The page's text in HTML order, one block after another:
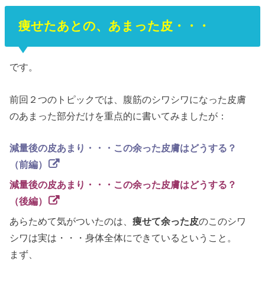
痩せたあとの、あまった皮・・・
です。
前回２つのトピックでは、腹筋のシワシワになった皮膚
のあまった部分だけを重点的に書いてみましたが：
減量後の皮あまり・・・この余った皮膚はどうする？
（前編）
減量後の皮あまり・・・この余った皮膚はどうする？
（後編）
あらためて気がついたのは、痩せて余った皮のこのシワ
シワは実は・・・身体全体にできているということ。
まず、